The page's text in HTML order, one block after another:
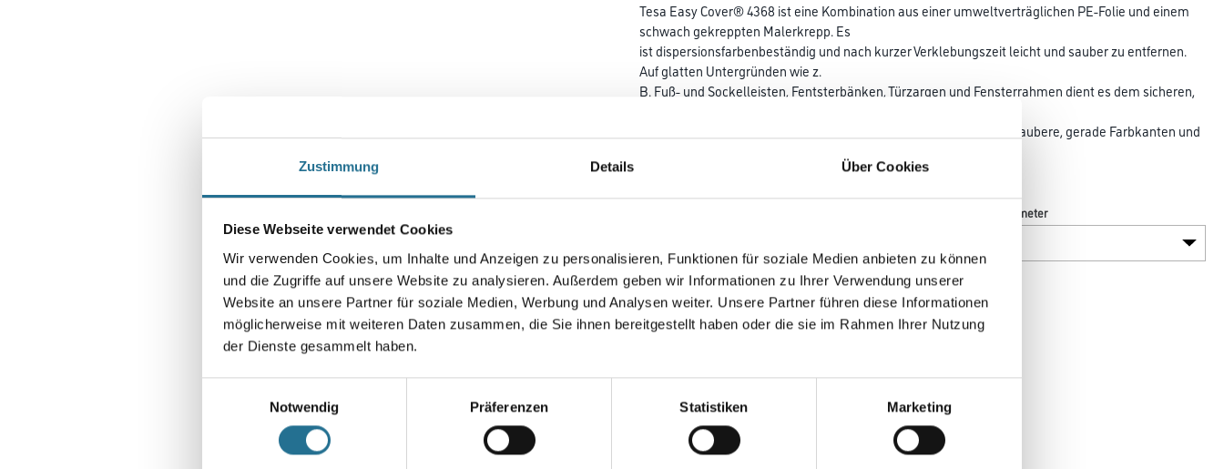
Zustimmung Details Über Cookies
Diese Webseite verwendet Cookies
Wir verwenden Cookies, um Inhalte und Anzeigen zu personalisieren, Funktionen für soziale Medien anbieten zu können
und die Zugriffe auf unsere Website zu analysieren. Außerdem geben wir Informationen zu Ihrer Verwendung unserer
Website an unsere Partner für soziale Medien, Werbung und Analysen weiter. Unsere Partner führen diese Informationen
möglicherweise mit weiteren Daten zusammen, die Sie ihnen bereitgestellt haben oder die sie im Rahmen Ihrer Nutzung
der Dienste gesammelt haben.
Notwendig
Präferenzen Statistiken Marketing
Tesa Easy Cover® 4368 ist eine Kombination aus einer umweltverträglichen PE-Folie und einem
schwach gekreppten Malerkrepp. Es
ist dispersionsfarbenbeständig und nach kurzer Verklebungszeit leicht und sauber zu entfernen.
Auf glatten Untergründen wie z.
B. Fuß- und Sockelleisten, Fentsterbänken, Türzargen und Fensterrahmen dient es dem sicheren,
großflächigen Abdecken und Schützen in einem Arbeitsgang. Für saubere, gerade Farbkanten und
Praxiserprobt bei allen Arbeiten im Innenbereich.
Länge in Millimeter
Breite in millimeter
Umrechnungsfaktoren